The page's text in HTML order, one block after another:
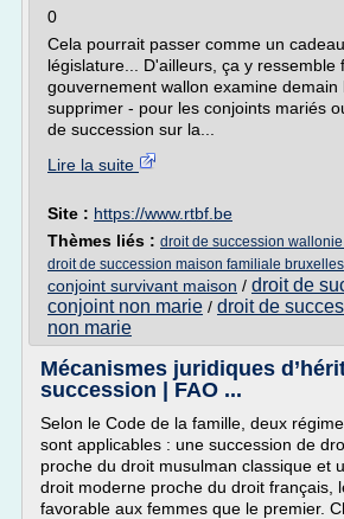
0
Cela pourrait passer comme un
législature... D'ailleurs, ça y ressemble
gouvernement wallon examine demain
supprimer - pour les conjoints mariés
de succession sur la...
Lire la suite
Site : https://www.rtbf.be
Thèmes liés : droit de succession
droit de succession maison familiale bruxelles
conjoint survivant maison / droit de
conjoint non marie / droit de
non marie
Mécanismes juridiques
succession | FAO ...
Selon le Code de la famille, deux
sont applicables : une succession de
proche du droit musulman classique et
droit moderne proche du droit français,
favorable aux femmes que le premier.